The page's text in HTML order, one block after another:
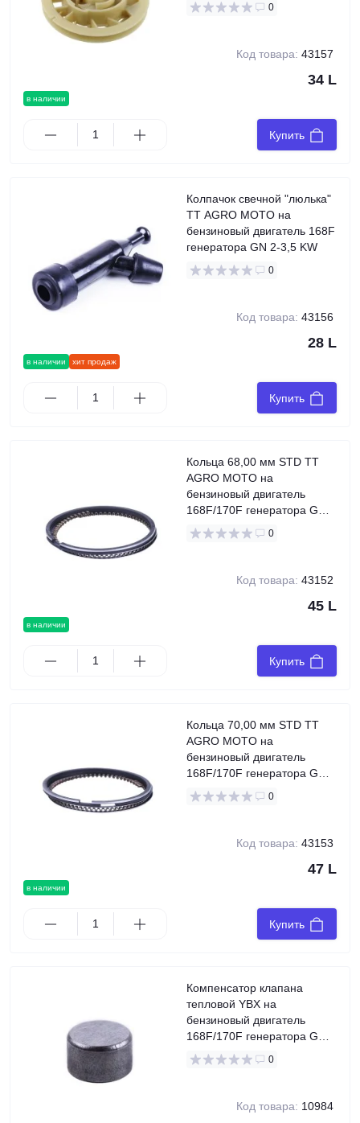
в наличии
0
Код товара: 43157
34 L
Купить
в наличии хит продаж
Колпачок свечной "люлька"
TT AGRO MOTO на
бензиновый двигатель 168F
генератора GN 2-3,5 KW
0
Код товара: 43156
28 L
Купить
в наличии
Кольца 68,00 мм STD ТТ
AGRO MOTO на
бензиновый двигатель
168F/170F генератора GN
2-3,5 KW
0
Код товара: 43152
45 L
Купить
в наличии
Кольца 70,00 мм STD TT
AGRO MOTO на
бензиновый двигатель
168F/170F генератора GN
2-3,5 KW
0
Код товара: 43153
47 L
Купить
Компенсатор клапана
тепловой YBX на
бензиновый двигатель
168F/170F генератора GN
2-3,5 KW, 1 шт.
0
Код товара: 10984